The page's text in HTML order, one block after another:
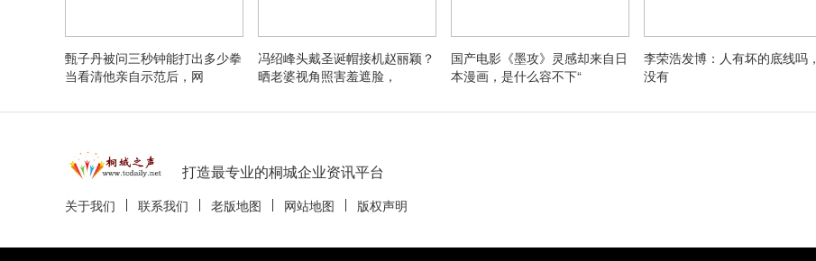
甄子丹被问三秒钟能打出多少拳
当看清他亲自示范后，网
冯绍峰头戴圣诞帽接机赵丽颖？
晒老婆视角照害羞遮脸，
国产电影《墨攻》灵感却来自日
本漫画，是什么容不下“
李荣浩发博：人有坏的底线吗，
没有
打造最专业的桐城企业资讯平台
关于我们 联系我们 老版地图 网站地图 版权声明